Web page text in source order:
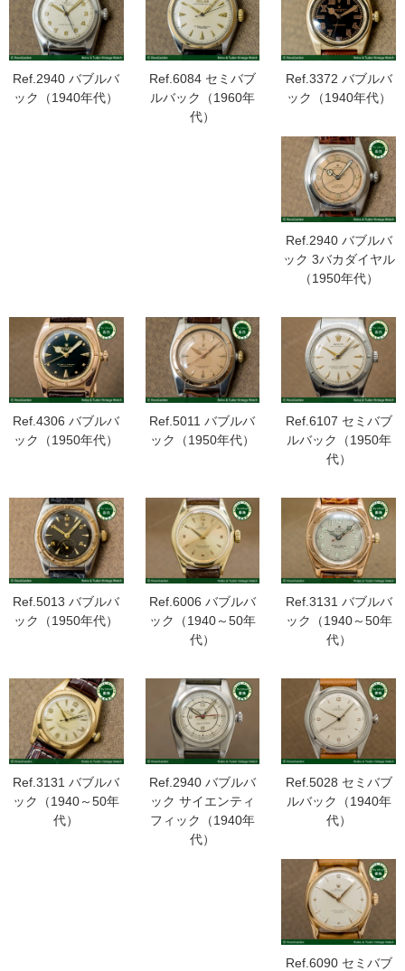
Ref.2940 バブルバ
ック（1940年代）
Ref.6084 セミバブ
ルバック（1960年
代）
Ref.3372 バブルバ
ック（1940年代）
Ref.2940 バブルバ
ック 3バカダイヤル
（1950年代）
Ref.4306 バブルバ
ック（1950年代）
Ref.5011 バブルバ
ック（1950年代）
Ref.6107 セミバブ
ルバック（1950年
代）
Ref.5013 バブルバ
ック（1950年代）
Ref.6006 バブルバ
ック（1940～50年
代）
Ref.3131 バブルバ
ック（1940～50年
代）
Ref.3131 バブルバ
ック（1940～50年
代）
Ref.2940 バブルバ
ック サイエンティ
フィック（1940年
代）
Ref.5028 セミバブ
ルバック（1940年
代）
Ref.6090 セミバブ